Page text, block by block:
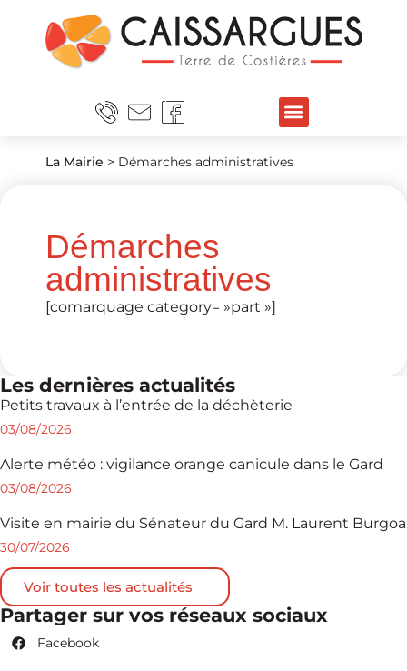
La Mairie > Démarches administratives
Démarches
administratives
[comarquage category= »part »]
Les dernières actualités
Petits travaux à l’entrée de la déchèterie
03/08/2026
Alerte météo : vigilance orange canicule dans le Gard
03/08/2026
Visite en mairie du Sénateur du Gard M. Laurent Burgoa
30/07/2026
Voir toutes les actualités
Partager sur vos réseaux sociaux
Facebook